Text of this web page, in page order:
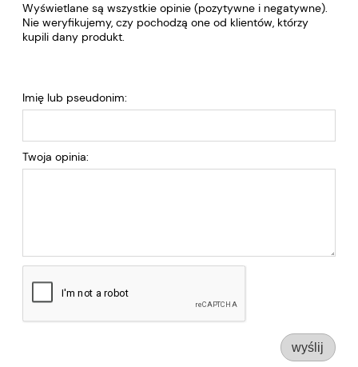
Wyświetlane są wszystkie opinie (pozytywne i negatywne).
Nie weryfikujemy, czy pochodzą one od klientów, którzy
kupili dany produkt.
Imię lub pseudonim:
Twoja opinia:
wyślij